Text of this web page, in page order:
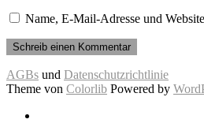
Name, E-Mail-Adresse und
AGBs und Datenschutzrichtlinie
Theme von Colorlib Powered by